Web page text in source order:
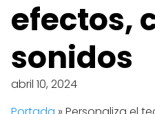
efectos,
sonidos
abril 10, 2024